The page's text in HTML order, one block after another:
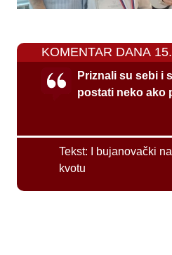
KOMENTAR DANA
Priznali su sebi i
postati neko ako
Tekst:
I bujanovački
kvotu